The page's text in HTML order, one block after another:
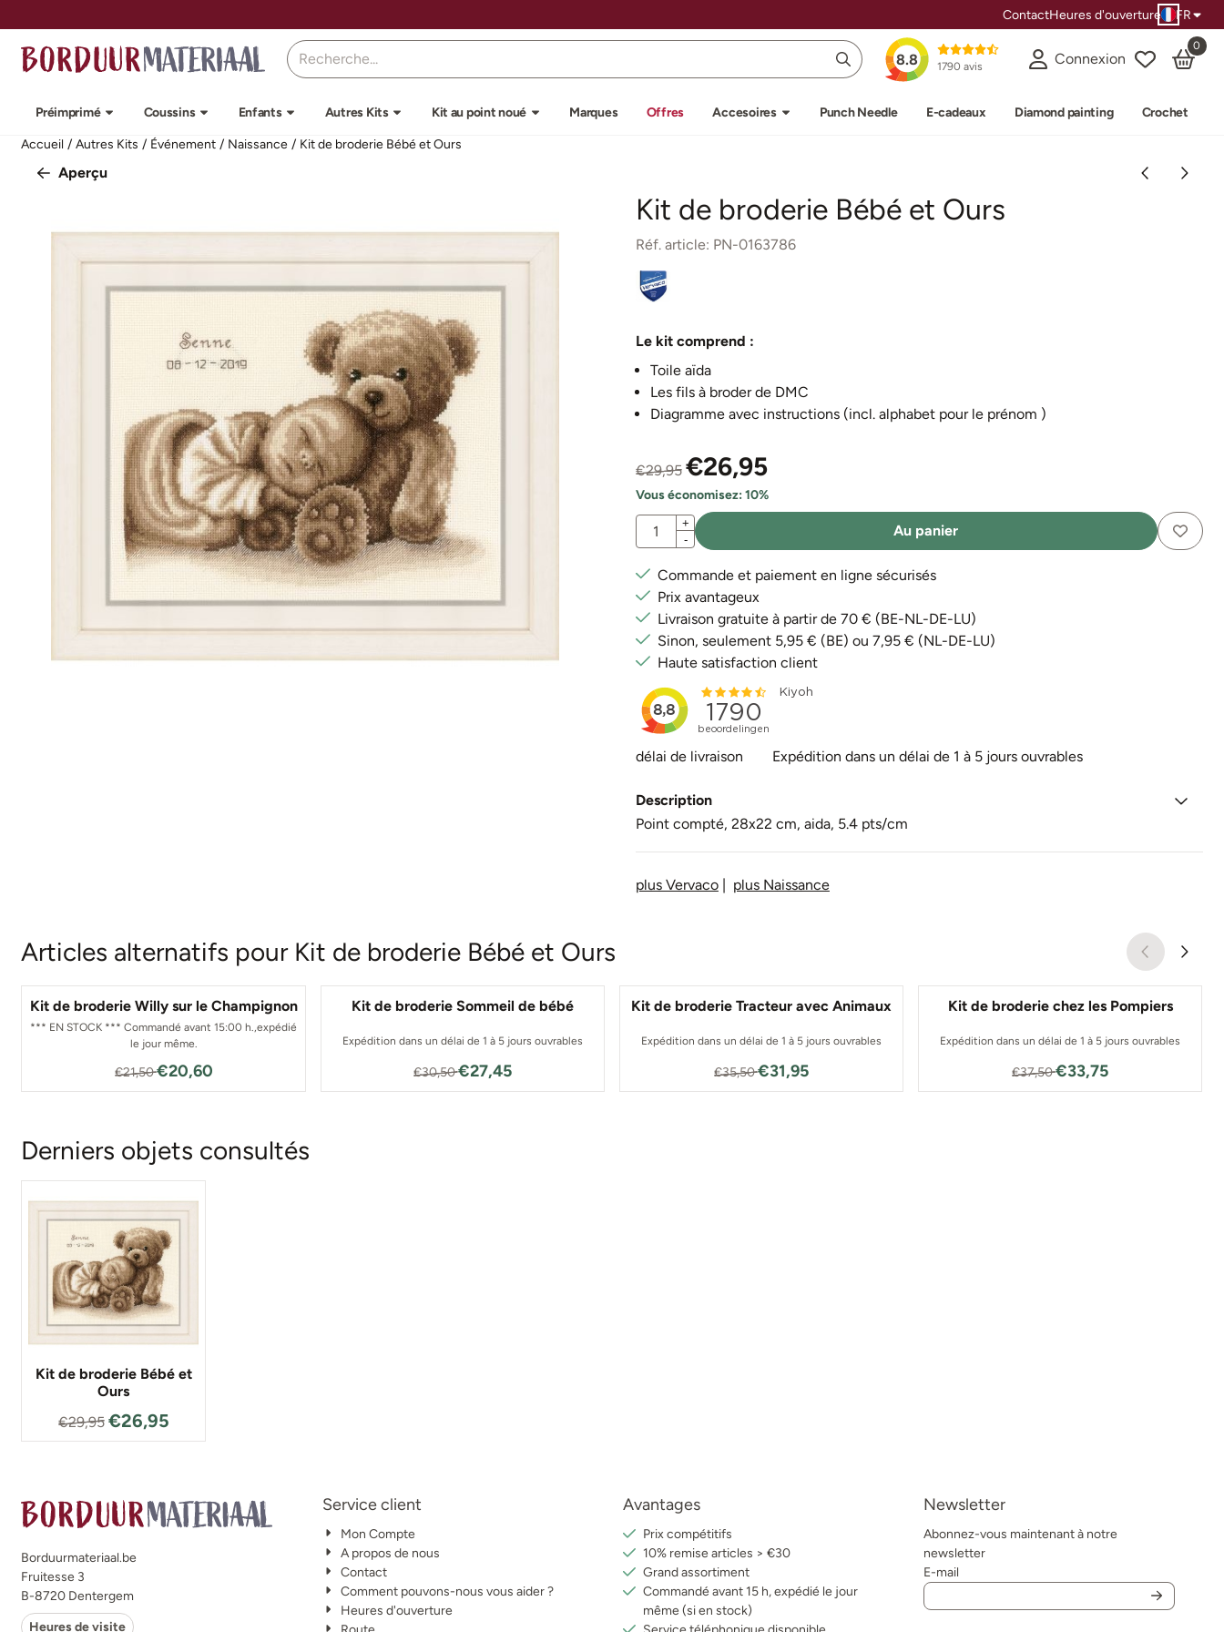
ContactHeures d'ouverture FR
Rechercher
8.8 1790 avis Connexion
0
Préimprimé Coussins Enfants Autres Kits Kit au point noué Marques Offres Accesoires Punch Needle E-cadeaux Diamond painting Crochet
Accueil / Autres Kits / Événement / Naissance / Kit de broderie Bébé et Ours
Aperçu
Kit de broderie Bébé et Ours
Réf. article: PN-0163786
Le kit comprend :
Toile aïda
Les fils à broder de DMC
Diagramme avec instructions (incl. alphabet pour le prénom )
€29,95 €26,95
Vous économisez:10%
Quantité
+
-
Au panier
Commande et paiement en ligne sécurisés
Prix avantageux
Livraison gratuite à partir de 70 € (BE-NL-DE-LU)
Sinon, seulement 5,95 € (BE) ou 7,95 € (NL-DE-LU)
Haute satisfaction client
délai de livraison Expédition dans un délai de 1 à 5 jours ouvrables
Description
Point compté, 28x22 cm, aida, 5.4 pts/cm
plus Vervaco| plus Naissance
Articles alternatifs pour Kit de broderie Bébé et Ours
Kit de broderie Willy sur le Champignon
*** EN STOCK *** Commandé avant 15:00 h.,expédié
le jour même.
Par21,50 pour 20,60
€21,50€20,60
Kit de broderie Sommeil de bébé
Expédition dans un délai de 1 à 5 jours ouvrables
Par30,50 pour 27,45
€30,50€27,45
Kit de broderie Tracteur avec Animaux
Expédition dans un délai de 1 à 5 jours ouvrables
Par35,50 pour 31,95
€35,50€31,95
Kit de broderie chez les Pompiers
Expédition dans un délai de 1 à 5 jours ouvrables
Par37,50 pour 33,75
€37,50€33,75
Derniers objets consultés
Kit de broderie Bébé et
Ours
€29,95 €26,95
Borduurmateriaal.be
Fruitesse 3
B-8720 Dentergem
Heures de visite
Service client
Mon Compte
A propos de nous
Contact
Comment pouvons-nous vous aider ?
Heures d'ouverture
Avantages
Prix compétitifs
10% remise articles > €30
Grand assortiment
Commandé avant 15 h, expédié le jour
même (si en stock)
Newsletter
Abonnez-vous maintenant à notre
newsletter
E-mail